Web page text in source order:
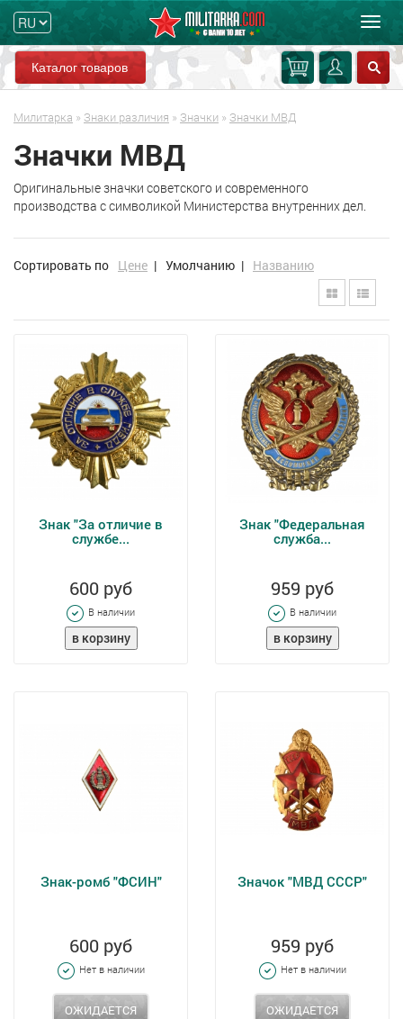
Каталог товаров
Милитарка » Знаки различия » Значки » Значки МВД
Значки МВД
Оригинальные значки советского и современного
производства с символикой Министерства внутренних дел.
Сортировать по Цене | Умолчанию | Названию
Знак "За отличие в
службе...
600 руб
В наличии
Знак "Федеральная
служба...
959 руб
В наличии
Знак-ромб "ФСИН"
600 руб
Нет в наличии
ОЖИДАЕТСЯ
Значок "МВД СССР"
959 руб
Нет в наличии
ОЖИДАЕТСЯ